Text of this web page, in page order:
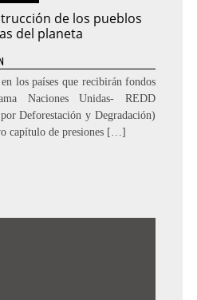
de los pueblos
del planeta
los países que recibirán fondos
Naciones Unidas- REDD
Deforestación y Degradación)
capítulo de presiones […]